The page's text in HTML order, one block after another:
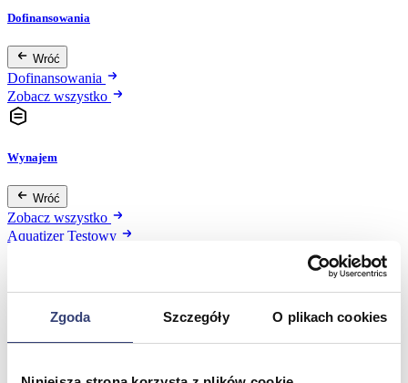
Zgoda Szczegóły O plikach cookies
Dofinansowania
Wróć
Dofinansowania
Zobacz wszystko
Wynajem
Wróć
Zobacz wszystko
Aquatizer Testowy
Dofinansowania